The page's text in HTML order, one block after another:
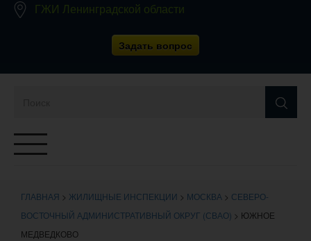
ГЖИ Ленинградской области
Задать вопрос
Переключатель
ГЛАВНАЯ > ЖИЛИЩНЫЕ ИНСПЕКЦИИ > МОСКВА > СЕВЕРО-
ВОСТОЧНЫЙ АДМИНИСТРАТИВНЫЙ ОКРУГ (СВАО) > ЮЖНОЕ
МЕДВЕДКОВО